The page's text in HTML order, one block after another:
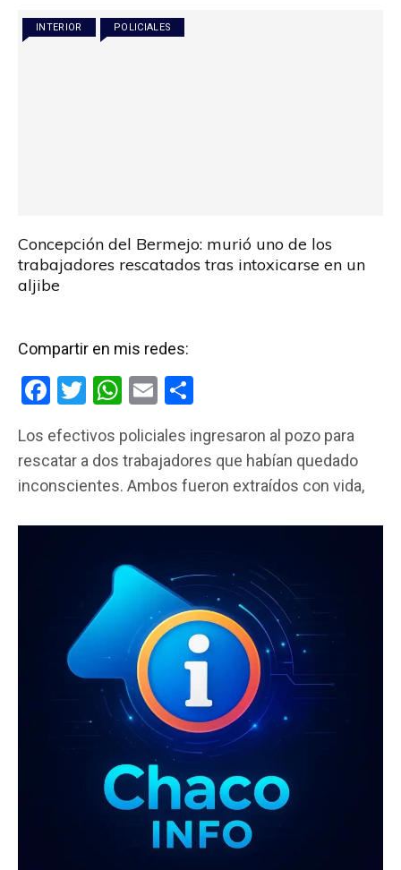
o
k
p
p
INTERIOR POLICIALES
Concepción del Bermejo: murió uno de los
trabajadores rescatados tras intoxicarse en un
aljibe
Compartir en mis redes:
F
ce
b
o
T
tt
er
W
at
s
p
p
E
ail m
p
tir
Los efectivos policiales ingresaron al pozo para
rescatar a dos trabajadores que habían quedado
inconscientes. Ambos fueron extraídos con vida,